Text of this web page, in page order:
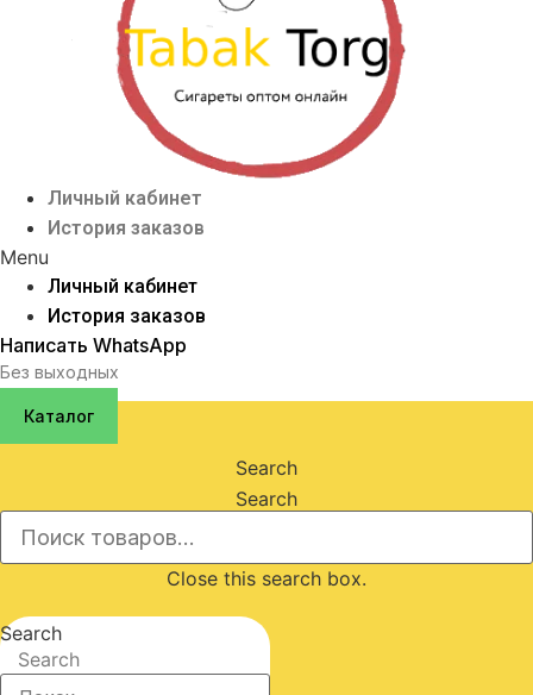
Личный кабинет
История заказов
Menu
Личный кабинет
История заказов
Написать WhatsApp
Без выходных
Каталог
Search
Search
Close this search box.
Search
Search